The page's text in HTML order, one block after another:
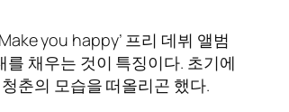
you happy’ 프리 데뷔 앨범
를 채우는 것이 특징이다. 초기에
춘의 모습을 떠올리곤 했다.